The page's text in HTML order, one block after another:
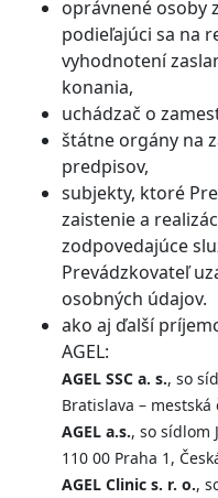
oprávnené osoby
podieľajúci sa na
vyhodnotení
konania,
uchádzač o
štátne orgány na
predpisov,
subjekty, ktoré
zaistenie a
zodpovedajúce
Prevádzkovateľ
osobných údajov.
ako aj ďalší
AGEL:
AGEL SSC a. s., so
Bratislava – mestská
AGEL a.s., so sídlom
110 00 Praha 1,
AGEL Clinic s. r. o.,